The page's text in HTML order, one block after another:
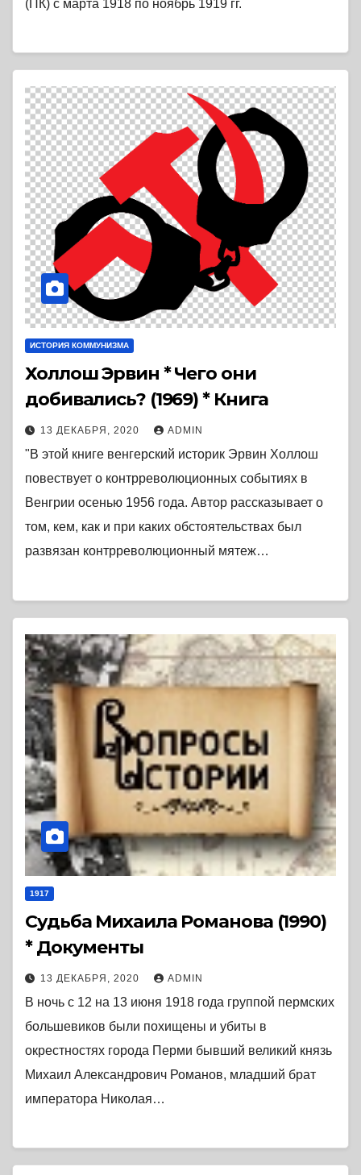
(ПК) с марта 1918 по ноябрь 1919 гг.
ИСТОРИЯ КОММУНИЗМА
Холлош Эрвин * Чего они
добивались? (1969) * Книга
13 ДЕКАБРЯ, 2020 ADMIN
"В этой книге венгерский историк Эрвин Холлош
повествует о контрреволюционных событиях в
Венгрии осенью 1956 года. Автор рассказывает о
том, кем, как и при каких обстоятельствах был
развязан контрреволюционный мятеж…
1917
Судьба Михаила Романова (1990)
* Документы
13 ДЕКАБРЯ, 2020 ADMIN
В ночь с 12 на 13 июня 1918 года группой пермских
большевиков были похищены и убиты в
окрестностях города Перми бывший великий князь
Михаил Александрович Романов, младший брат
императора Николая…